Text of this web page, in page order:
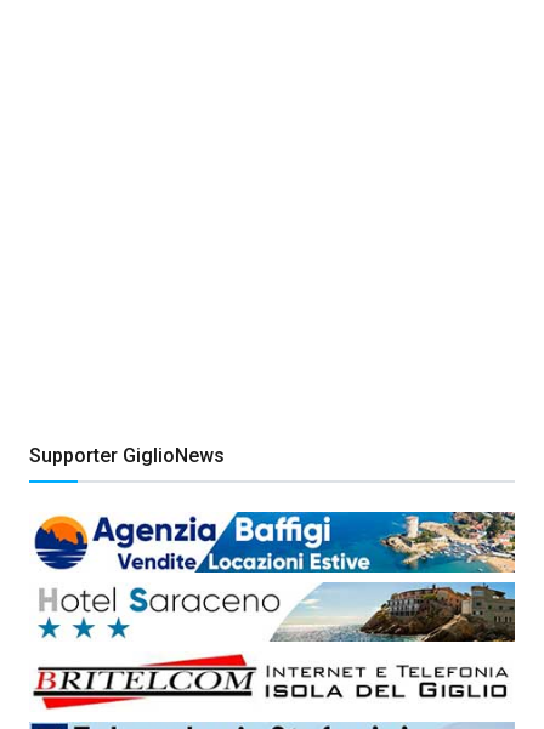
Supporter GiglioNews